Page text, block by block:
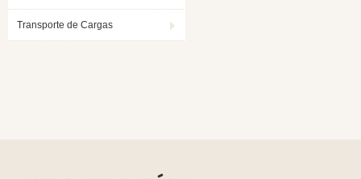
Transporte de Cargas